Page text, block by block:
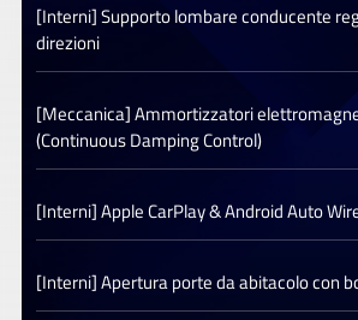
[Interni] Supporto lombare conducente
direzioni
[Meccanica] Ammortizzatori
(Continuous Damping Control)
[Interni] Apple CarPlay & Android Auto
[Interni] Apertura porte da abitacolo con